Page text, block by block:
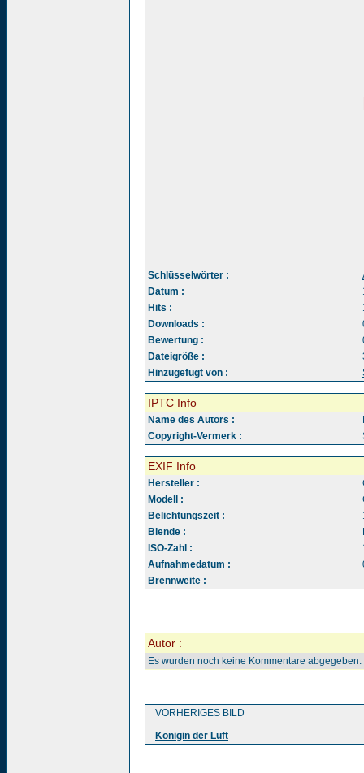
Schlüsselwörter :
Datum :
Hits :
Downloads :
Bewertung :
Dateigröße :
Hinzugefügt von :
IPTC Info
Name des Autors :
Copyright-Vermerk :
EXIF Info
Hersteller :
Modell :
Belichtungszeit :
Blende :
ISO-Zahl :
Aufnahmedatum :
Brennweite :
Autor :
Es wurden noch keine Kommentare abgegeben.
VORHERIGES BILD
Königin der Luft